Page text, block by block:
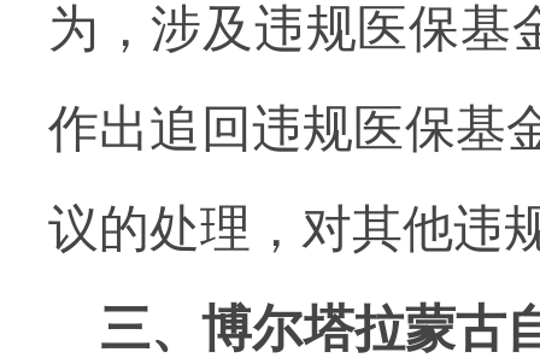
为，涉及违规医保基
作出追回违规医保基
议的处理，对其他违
三、博尔塔拉蒙古